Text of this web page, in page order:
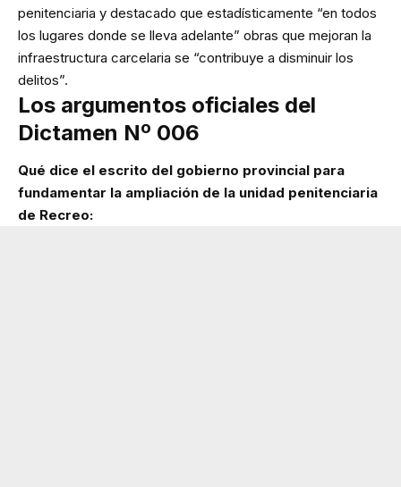
penitenciaria y destacado que estadísticamente “en todos
los lugares donde se lleva adelante” obras que mejoran la
infraestructura carcelaria se “contribuye a disminuir los
delitos”.
Los argumentos oficiales del
Dictamen Nº 006
Qué dice el escrito del gobierno provincial para
fundamentar la ampliación de la unidad penitenciaria
de Recreo: